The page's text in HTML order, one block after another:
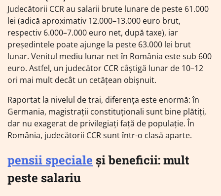
Judecătorii CCR au salarii brute lunare de peste 61.000
lei (adică aproximativ 12.000–13.000 euro brut,
respectiv 6.000–7.000 euro net, după taxe), iar
președintele poate ajunge la peste 63.000 lei brut
lunar. Venitul mediu lunar net în România este sub 600
euro. Astfel, un judecător CCR câștigă lunar de 10–12
ori mai mult decât un cetățean obișnuit.
Raportat la nivelul de trai, diferența este enormă: în
Germania, magistrații constituționali sunt bine plătiți,
dar nu exagerat de privilegiați față de populație. În
România, judecătorii CCR sunt într-o clasă aparte.
pensii speciale și beneficii: mult
peste salariu